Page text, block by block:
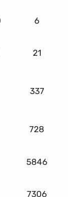
6
21
337
728
5846
7306